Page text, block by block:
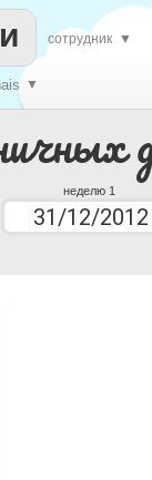
неделю 1
▼
сотрудник ▼